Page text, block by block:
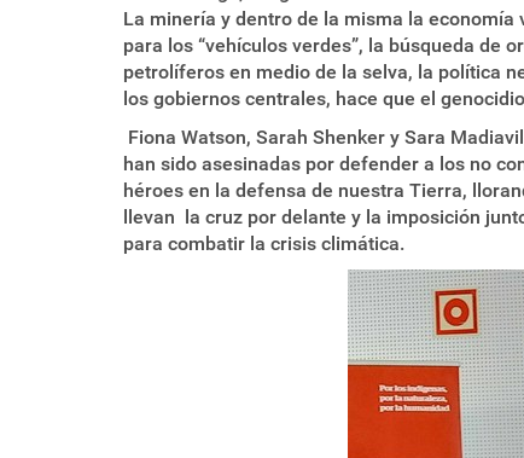
La minería y dentro de la misma la
para los “vehículos verdes”, la búsqueda de
petrolíferos en medio de la selva, la política
los gobiernos centrales, hace que el
Fiona Watson, Sarah Shenker y Sara
han sido asesinadas por defender a los no
héroes en la defensa de nuestra Tierra,
llevan la cruz por delante y la imposición
para combatir la crisis climática.